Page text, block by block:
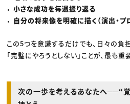
小さな成功を毎週振り返る
自分の将来像を明確に描く（演出・プ
この5つを意識するだけでも、日々の負
「完璧にやろうとしない」ことが、最も重
次の一歩を考えるあなたへ──“